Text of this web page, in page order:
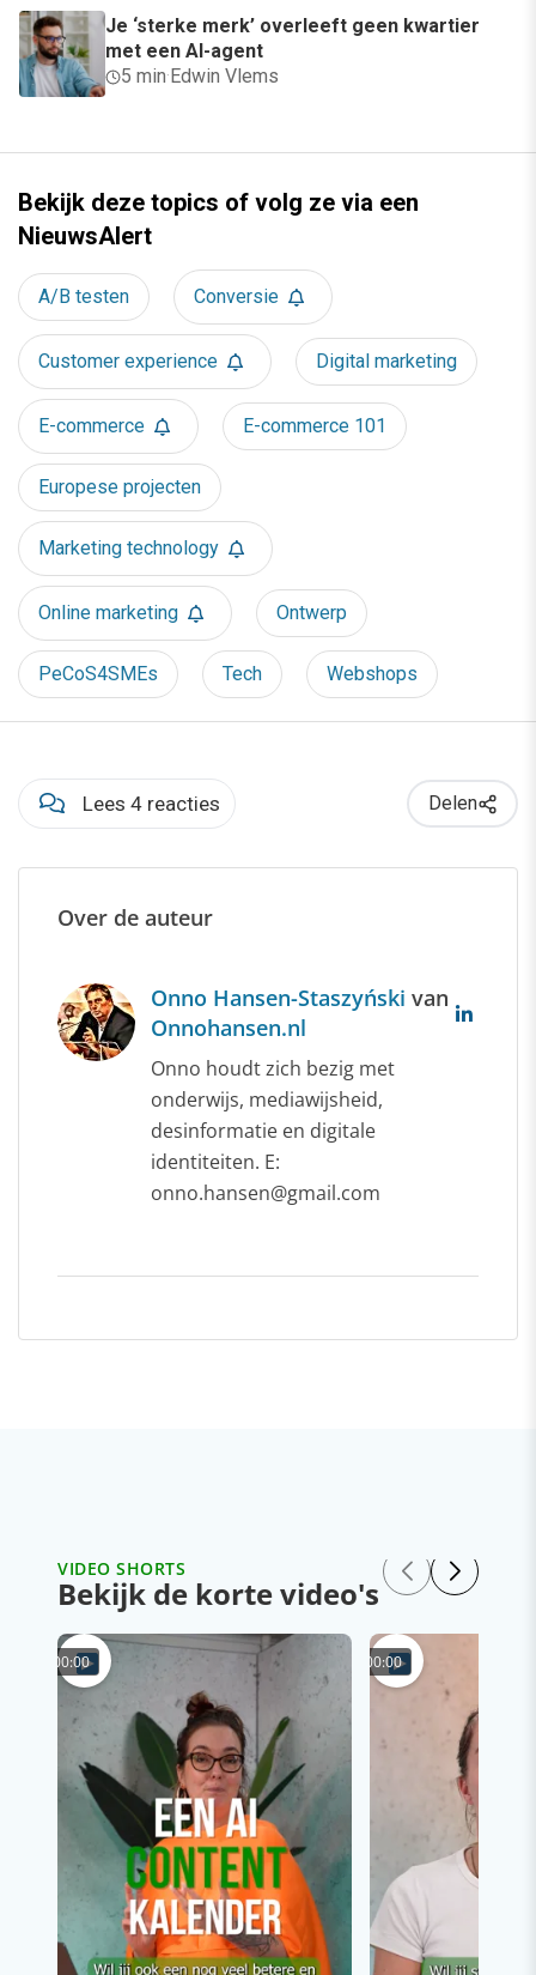
Je ‘sterke merk’ overleeft geen kwartier
met een AI-agent
5 min· Edwin Vlems
Bekijk deze topics of volg ze via een
NieuwsAlert
A/B testen Conversie
Customer experience Digital marketing
E-commerce E-commerce 101
Europese projecten
Marketing technology
Online marketing Ontwerp
PeCoS4SMEs Tech Webshops
Lees 4 reacties Delen
Over de auteur
Onno Hansen-Staszyński van
Onnohansen.nl
Onno houdt zich bezig met
onderwijs, mediawijsheid,
desinformatie en digitale
identiteiten. E:
onno.hansen@gmail.com
VIDEO SHORTS
Bekijk de korte video's
00:00 00:00